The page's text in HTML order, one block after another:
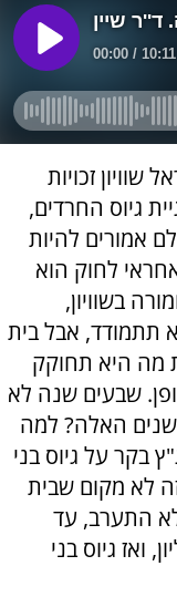
זכויות
גיוס החרדים,
אמורים להיות
לחוק הוא
בשוויון,
תתמודד, אבל בית
מה היא תחוקק
שבעים שנה לא
האלה? למה
למה ב־1970, בבג"ץ בקר על גיוס בני
לא מקום שבית
התערב, עד
ואז גיוס בני